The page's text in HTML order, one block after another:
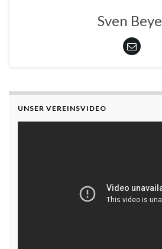
Sven
UNSER VEREINSVIDEO